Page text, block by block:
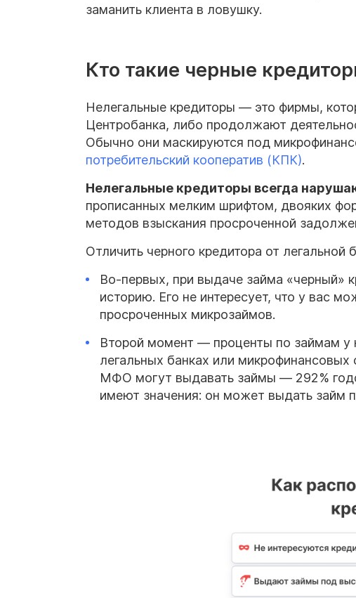
заманить клиента в ловушку.
Кто такие черные
Нелегальные кредиторы — это фирмы,
Центробанка, либо продолжают
Обычно они маскируются под
потребительский кооператив (КПК).
Нелегальные кредиторы всегда
прописанных мелким шрифтом, двояких
методов взыскания просроченной
Отличить черного кредитора от легальной
Во-первых, при выдаче займа «черный»
историю. Его не интересует, что у вас
просроченных микрозаймов.
Второй момент — проценты по займам у
легальных банках или
МФО могут выдавать займы — 292%
имеют значения: он может выдать займ